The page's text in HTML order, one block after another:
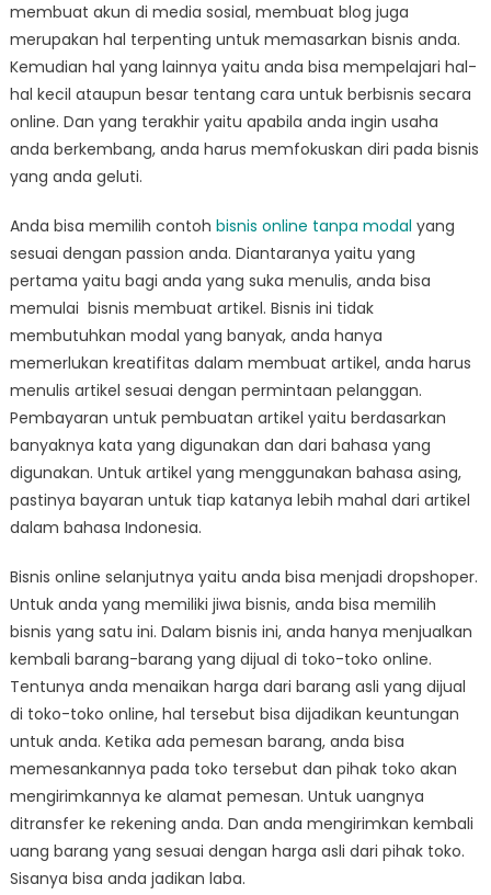
membuat akun di media sosial, membuat blog juga
merupakan hal terpenting untuk memasarkan bisnis anda.
Kemudian hal yang lainnya yaitu anda bisa mempelajari hal-
hal kecil ataupun besar tentang cara untuk berbisnis secara
online. Dan yang terakhir yaitu apabila anda ingin usaha
anda berkembang, anda harus memfokuskan diri pada bisnis
yang anda geluti.
Anda bisa memilih contoh bisnis online tanpa modal yang
sesuai dengan passion anda. Diantaranya yaitu yang
pertama yaitu bagi anda yang suka menulis, anda bisa
memulai bisnis membuat artikel. Bisnis ini tidak
membutuhkan modal yang banyak, anda hanya
memerlukan kreatifitas dalam membuat artikel, anda harus
menulis artikel sesuai dengan permintaan pelanggan.
Pembayaran untuk pembuatan artikel yaitu berdasarkan
banyaknya kata yang digunakan dan dari bahasa yang
digunakan. Untuk artikel yang menggunakan bahasa asing,
pastinya bayaran untuk tiap katanya lebih mahal dari artikel
dalam bahasa Indonesia.
Bisnis online selanjutnya yaitu anda bisa menjadi dropshoper.
Untuk anda yang memiliki jiwa bisnis, anda bisa memilih
bisnis yang satu ini. Dalam bisnis ini, anda hanya menjualkan
kembali barang-barang yang dijual di toko-toko online.
Tentunya anda menaikan harga dari barang asli yang dijual
di toko-toko online, hal tersebut bisa dijadikan keuntungan
untuk anda. Ketika ada pemesan barang, anda bisa
memesankannya pada toko tersebut dan pihak toko akan
mengirimkannya ke alamat pemesan. Untuk uangnya
ditransfer ke rekening anda. Dan anda mengirimkan kembali
uang barang yang sesuai dengan harga asli dari pihak toko.
Sisanya bisa anda jadikan laba.